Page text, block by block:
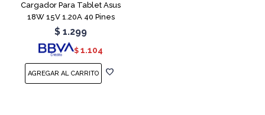
Cargador Para Tablet Asus
18W 15V 1.20A 40 Pines
$ 1.299
$ 1.104